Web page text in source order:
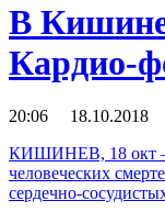
В
Кардио-
20:06 18.10.2018
КИШИНЕВ, 18 окт –
человеческих
сердечно-